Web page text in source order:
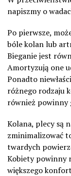
napiszmy o
Po pierwsze,
bóle kolan lub
Bieganie jest
Amortyzują one
Ponadto
różnego rodzaju
również powinny
Kolana, plecy są
zminimalizować
twardych
Kobiety powinny
większego